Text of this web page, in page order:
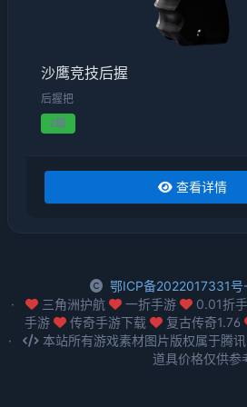
沙鹰竞技后握
后握把
2级
查看详情
鄂ICP备2022017331号
三角洲护航
一折手游 0.01折
手游
传奇手游下载 复古传奇1.76
本站所有游戏素材图片版权属于腾
道具价格仅供参